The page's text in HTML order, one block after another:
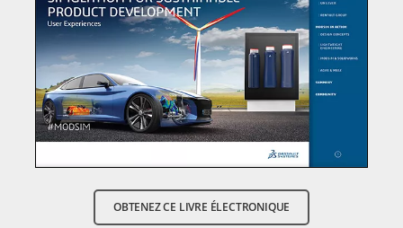
OBTENEZ CE LIVRE ÉLECTRONIQUE